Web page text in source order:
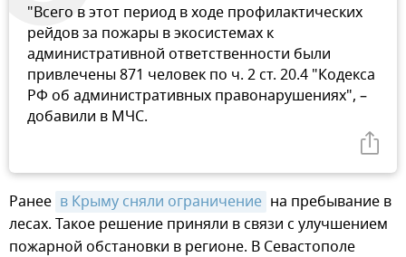
"Всего в этот период в ходе профилактических
рейдов за пожары в экосистемах к
административной ответственности были
привлечены 871 человек по ч. 2 ст. 20.4 "Кодекса
РФ об административных правонарушениях", –
добавили в МЧС.
Ранее в Крыму сняли ограничение на пребывание в
лесах. Такое решение приняли в связи с улучшением
пожарной обстановки в регионе. В Севастополе